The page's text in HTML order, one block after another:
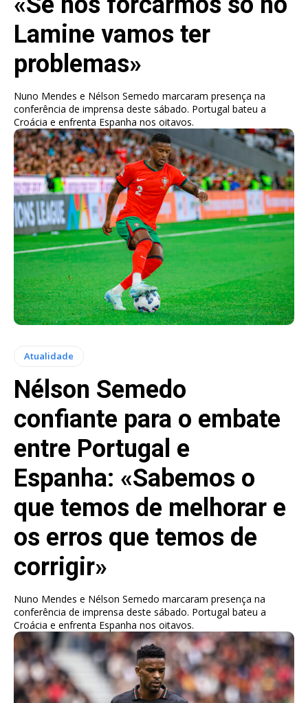
Lamine vamos ter
problemas»
Nuno Mendes e Nélson Semedo marcaram presença na
conferência de imprensa deste sábado. Portugal bateu a
Croácia e enfrenta Espanha nos oitavos.
Atualidade
Nélson Semedo
confiante para o embate
entre Portugal e
Espanha: «Sabemos o
que temos de melhorar e
os erros que temos de
corrigir»
Nuno Mendes e Nélson Semedo marcaram presença na
conferência de imprensa deste sábado. Portugal bateu a
Croácia e enfrenta Espanha nos oitavos.